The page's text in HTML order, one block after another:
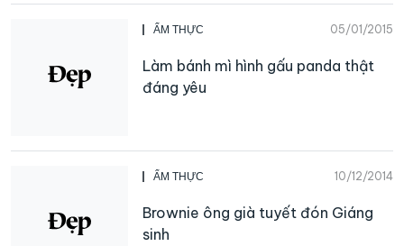
ẨM THỰC 05/01/2015
Làm bánh mì hình gấu panda thật
đáng yêu
ẨM THỰC 10/12/2014
Brownie ông già tuyết đón Giáng
sinh